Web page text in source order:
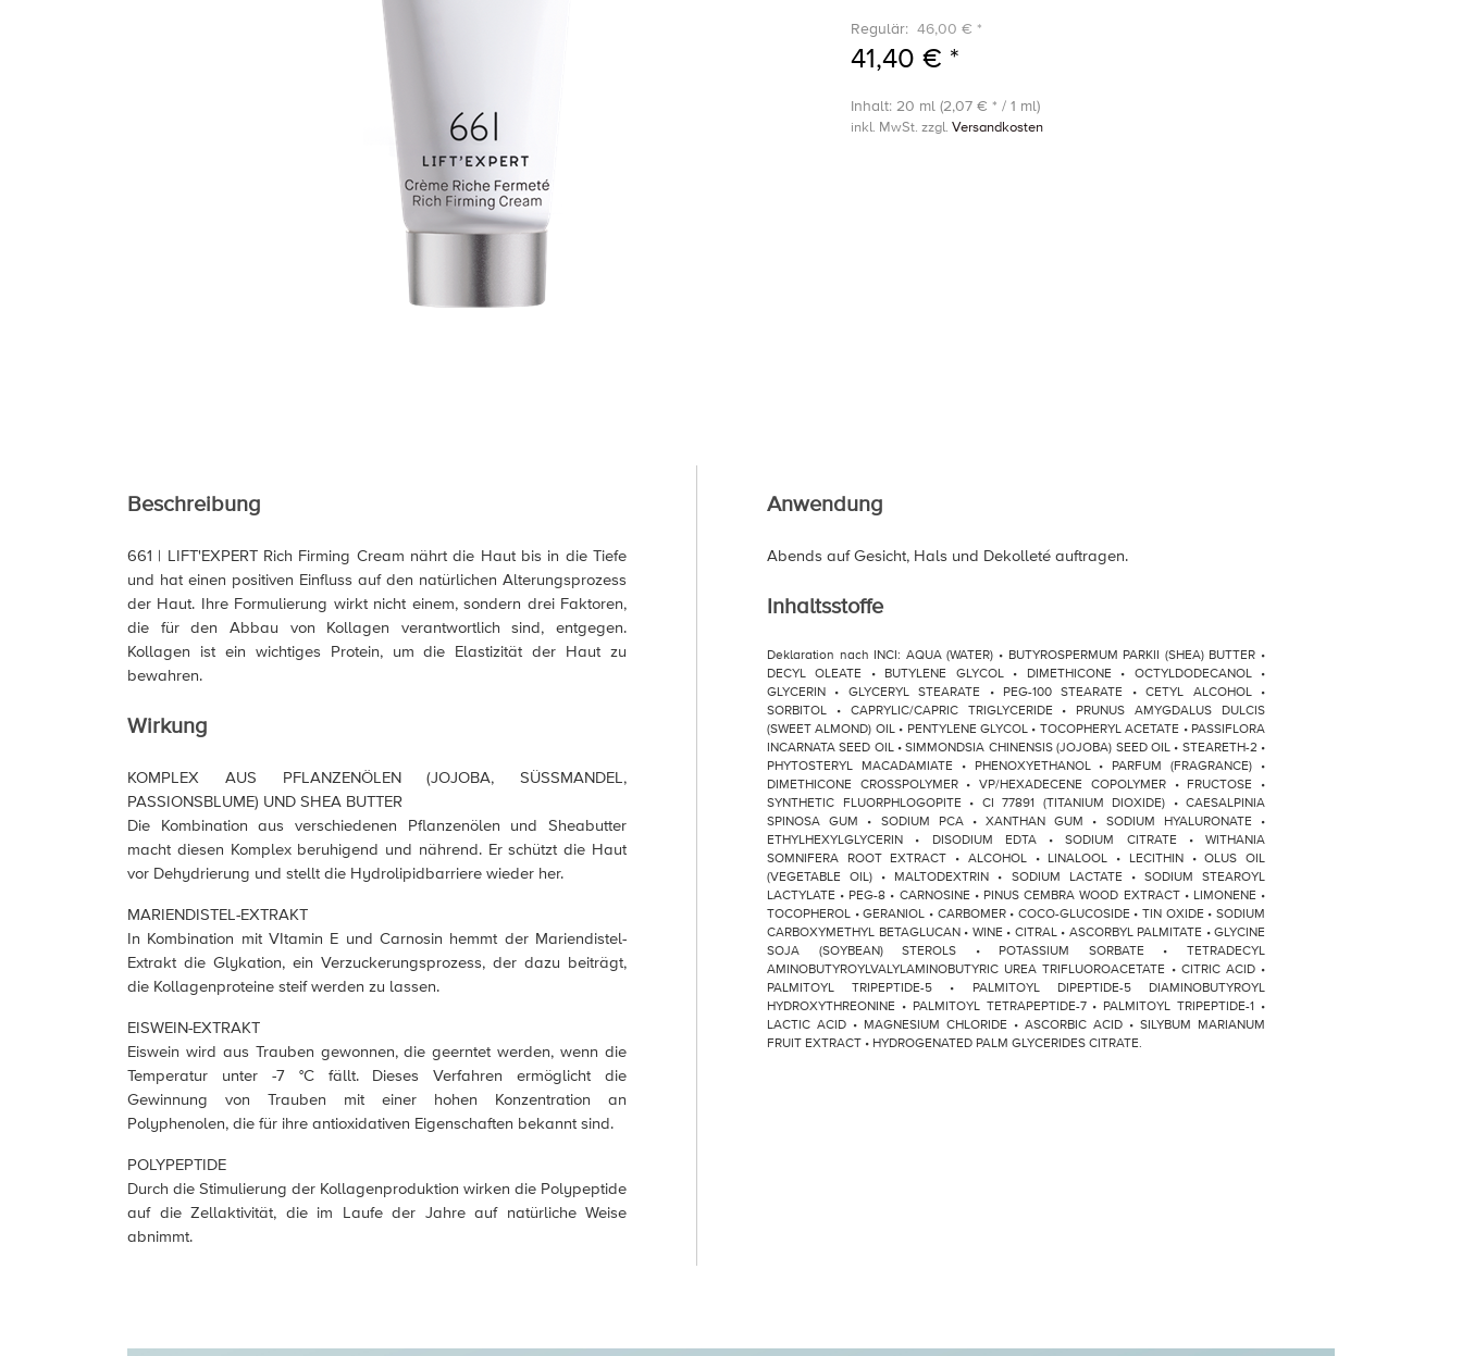
Regulär: 46,00 € *
41,40 € *
Inhalt: 20 ml (2,07 € * / 1 ml)
inkl. MwSt. zzgl. Versandkosten
Beschreibung
661 | LIFT'EXPERT Rich Firming Cream nährt die Haut bis in die Tiefe
und hat einen positiven Einfluss auf den natürlichen Alterungsprozess
der Haut. Ihre Formulierung wirkt nicht einem, sondern drei Faktoren,
die für den Abbau von Kollagen verantwortlich sind, entgegen.
Kollagen ist ein wichtiges Protein, um die Elastizität der Haut zu
bewahren.
Wirkung
KOMPLEX AUS PFLANZENÖLEN (JOJOBA, SÜSSMANDEL,
PASSIONSBLUME) UND SHEA BUTTER
Die Kombination aus verschiedenen Pflanzenölen und Sheabutter
macht diesen Komplex beruhigend und nährend. Er schützt die Haut
vor Dehydrierung und stellt die Hydrolipidbarriere wieder her.
MARIENDISTEL-EXTRAKT
In Kombination mit VItamin E und Carnosin hemmt der Mariendistel-
Extrakt die Glykation, ein Verzuckerungsprozess, der dazu beiträgt,
die Kollagenproteine steif werden zu lassen.
EISWEIN-EXTRAKT
Eiswein wird aus Trauben gewonnen, die geerntet werden, wenn die
Temperatur unter -7 °C fällt. Dieses Verfahren ermöglicht die
Gewinnung von Trauben mit einer hohen Konzentration an
Polyphenolen, die für ihre antioxidativen Eigenschaften bekannt sind.
POLYPEPTIDE
Durch die Stimulierung der Kollagenproduktion wirken die Polypeptide
auf die Zellaktivität, die im Laufe der Jahre auf natürliche Weise
abnimmt.
Anwendung
Abends auf Gesicht, Hals und Dekolleté auftragen.
Inhaltsstoffe
Deklaration nach INCI: AQUA (WATER) • BUTYROSPERMUM PARKII (SHEA) BUTTER •
DECYL OLEATE • BUTYLENE GLYCOL • DIMETHICONE • OCTYLDODECANOL •
GLYCERIN • GLYCERYL STEARATE • PEG-100 STEARATE • CETYL ALCOHOL •
SORBITOL • CAPRYLIC/CAPRIC TRIGLYCERIDE • PRUNUS AMYGDALUS DULCIS
(SWEET ALMOND) OIL • PENTYLENE GLYCOL • TOCOPHERYL ACETATE • PASSIFLORA
INCARNATA SEED OIL • SIMMONDSIA CHINENSIS (JOJOBA) SEED OIL • STEARETH-2 •
PHYTOSTERYL MACADAMIATE • PHENOXYETHANOL • PARFUM (FRAGRANCE) •
DIMETHICONE CROSSPOLYMER • VP/HEXADECENE COPOLYMER • FRUCTOSE •
SYNTHETIC FLUORPHLOGOPITE • CI 77891 (TITANIUM DIOXIDE) • CAESALPINIA
SPINOSA GUM • SODIUM PCA • XANTHAN GUM • SODIUM HYALURONATE •
ETHYLHEXYLGLYCERIN • DISODIUM EDTA • SODIUM CITRATE • WITHANIA
SOMNIFERA ROOT EXTRACT • ALCOHOL • LINALOOL • LECITHIN • OLUS OIL
(VEGETABLE OIL) • MALTODEXTRIN • SODIUM LACTATE • SODIUM STEAROYL
LACTYLATE • PEG-8 • CARNOSINE • PINUS CEMBRA WOOD EXTRACT • LIMONENE •
TOCOPHEROL • GERANIOL • CARBOMER • COCO-GLUCOSIDE • TIN OXIDE • SODIUM
CARBOXYMETHYL BETAGLUCAN • WINE • CITRAL • ASCORBYL PALMITATE • GLYCINE
SOJA (SOYBEAN) STEROLS • POTASSIUM SORBATE • TETRADECYL
AMINOBUTYROYLVALYLAMINOBUTYRIC UREA TRIFLUOROACETATE • CITRIC ACID •
PALMITOYL TRIPEPTIDE-5 • PALMITOYL DIPEPTIDE-5 DIAMINOBUTYROYL
HYDROXYTHREONINE • PALMITOYL TETRAPEPTIDE-7 • PALMITOYL TRIPEPTIDE-1 •
LACTIC ACID • MAGNESIUM CHLORIDE • ASCORBIC ACID • SILYBUM MARIANUM
FRUIT EXTRACT • HYDROGENATED PALM GLYCERIDES CITRATE.